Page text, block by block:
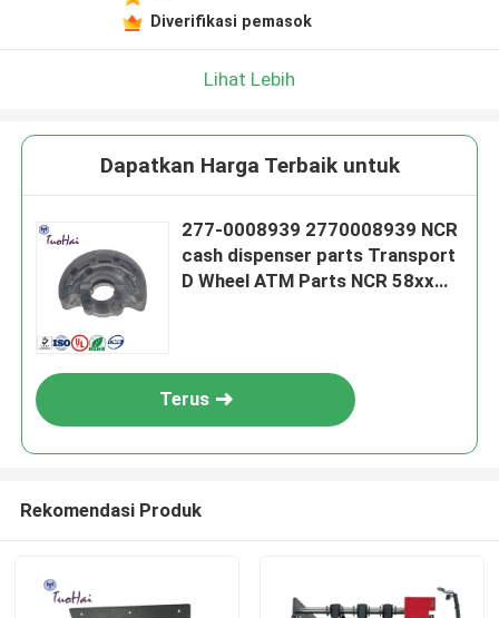
Diverifikasi pemasok
Lihat Lebih
Dapatkan Harga Terbaik untuk
277-0008939 2770008939 NCR
cash dispenser parts Transport
D Wheel ATM Parts NCR 58xx
Terus
Rekomendasi Produk